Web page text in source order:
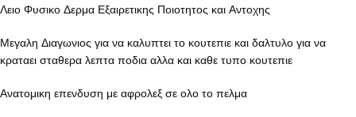
Λειο Φυσικο Δερμα Εξαιρετικης Ποιοτητος και Αντοχης
Μεγαλη Διαγωνιος για να καλυπτει το κουτεπιε και δαλτυλο για να
κραταει σταθερα λεπτα ποδια αλλα και καθε τυπο κουτεπιε
Ανατομικη επενδυση με αφρολεξ σε ολο το πελμα